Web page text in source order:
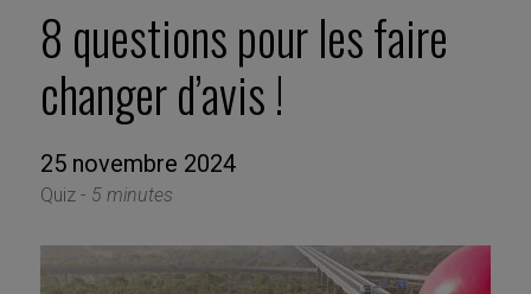
8 questions pour les faire
changer d’avis !
25 novembre 2024
Quiz - 5 minutes